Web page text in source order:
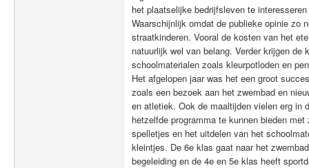
het plaatselijke bedrijfsleven te
Waarschijnlijk omdat de publieke opinie zo
straatkinderen. Vooral de kosten van het
natuurlijk wel van belang. Verder krijgen de
schoolmaterialen zoals kleurpotloden en
Het afgelopen jaar was het een groot
zoals een bezoek aan het zwembad en
en atletiek. Ook de maaltijden vielen erg in
hetzelfde programma te kunnen bieden
spelletjes en het uitdelen van het
kleintjes. De 6e klas gaat naar het
begeleiding en de 4e en 5e klas heeft